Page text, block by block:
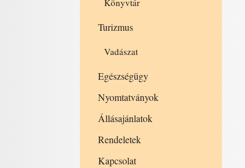
Könyvtár
Turizmus
Vadászat
Egészségügy
Nyomtatványok
Állásajánlatok
Rendeletek
Kapcsolat